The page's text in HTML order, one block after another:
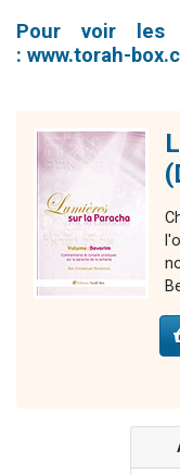
Pour voir les
: www.torah-